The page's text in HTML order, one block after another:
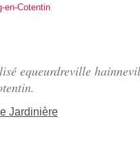
en-Cotentin
equeurdreville
Jardinière